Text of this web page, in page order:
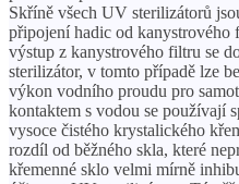
Skříně všech UV sterilizátorů
připojení hadic od kanystrového
výstup z kanystrového filtru se
sterilizátor, v tomto případě lze
výkon vodního proudu pro
kontaktem s vodou se používají
vysoce čistého krystalického
rozdíl od běžného skla, které
křemenné sklo velmi mírně